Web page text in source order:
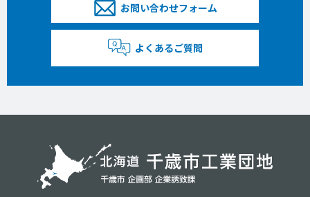
お問い合わせフォーム
よくあるご質問